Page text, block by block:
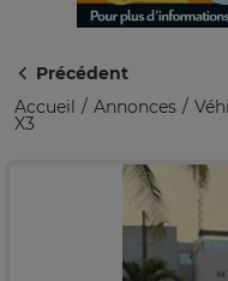
Précédent
Accueil
Annonces
X3